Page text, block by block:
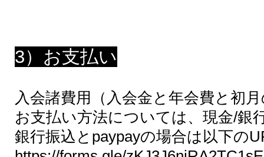
3）お支払い
入会諸費用（入会金と年会費と初
お支払い方法については、現金/銀
銀行振込とpaypayの場合は以下の